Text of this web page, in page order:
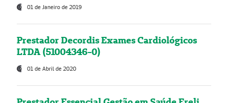
01 de Janeiro de 2019
Prestador Decordis Exames Cardiológicos
LTDA (51004346-0)
01 de Abril de 2020